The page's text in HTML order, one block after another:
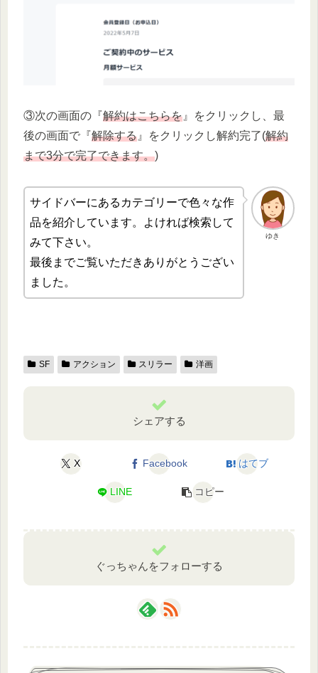
③次の画面の『解約はこちらを 』をクリックし、最
後の画面で『解除する 』をクリックし解約完了(解約
まで3分で完了できます。)
ゆき
サイドバーにあるカテゴリーで色々な作
品を紹介しています。よければ検索して
みて下さい。
最後までご覧いただきありがとうござい
ました。
SF アクション スリラー 洋画
シェアする
X Facebook はてブ
LINE コピー
ぐっちゃんをフォローする